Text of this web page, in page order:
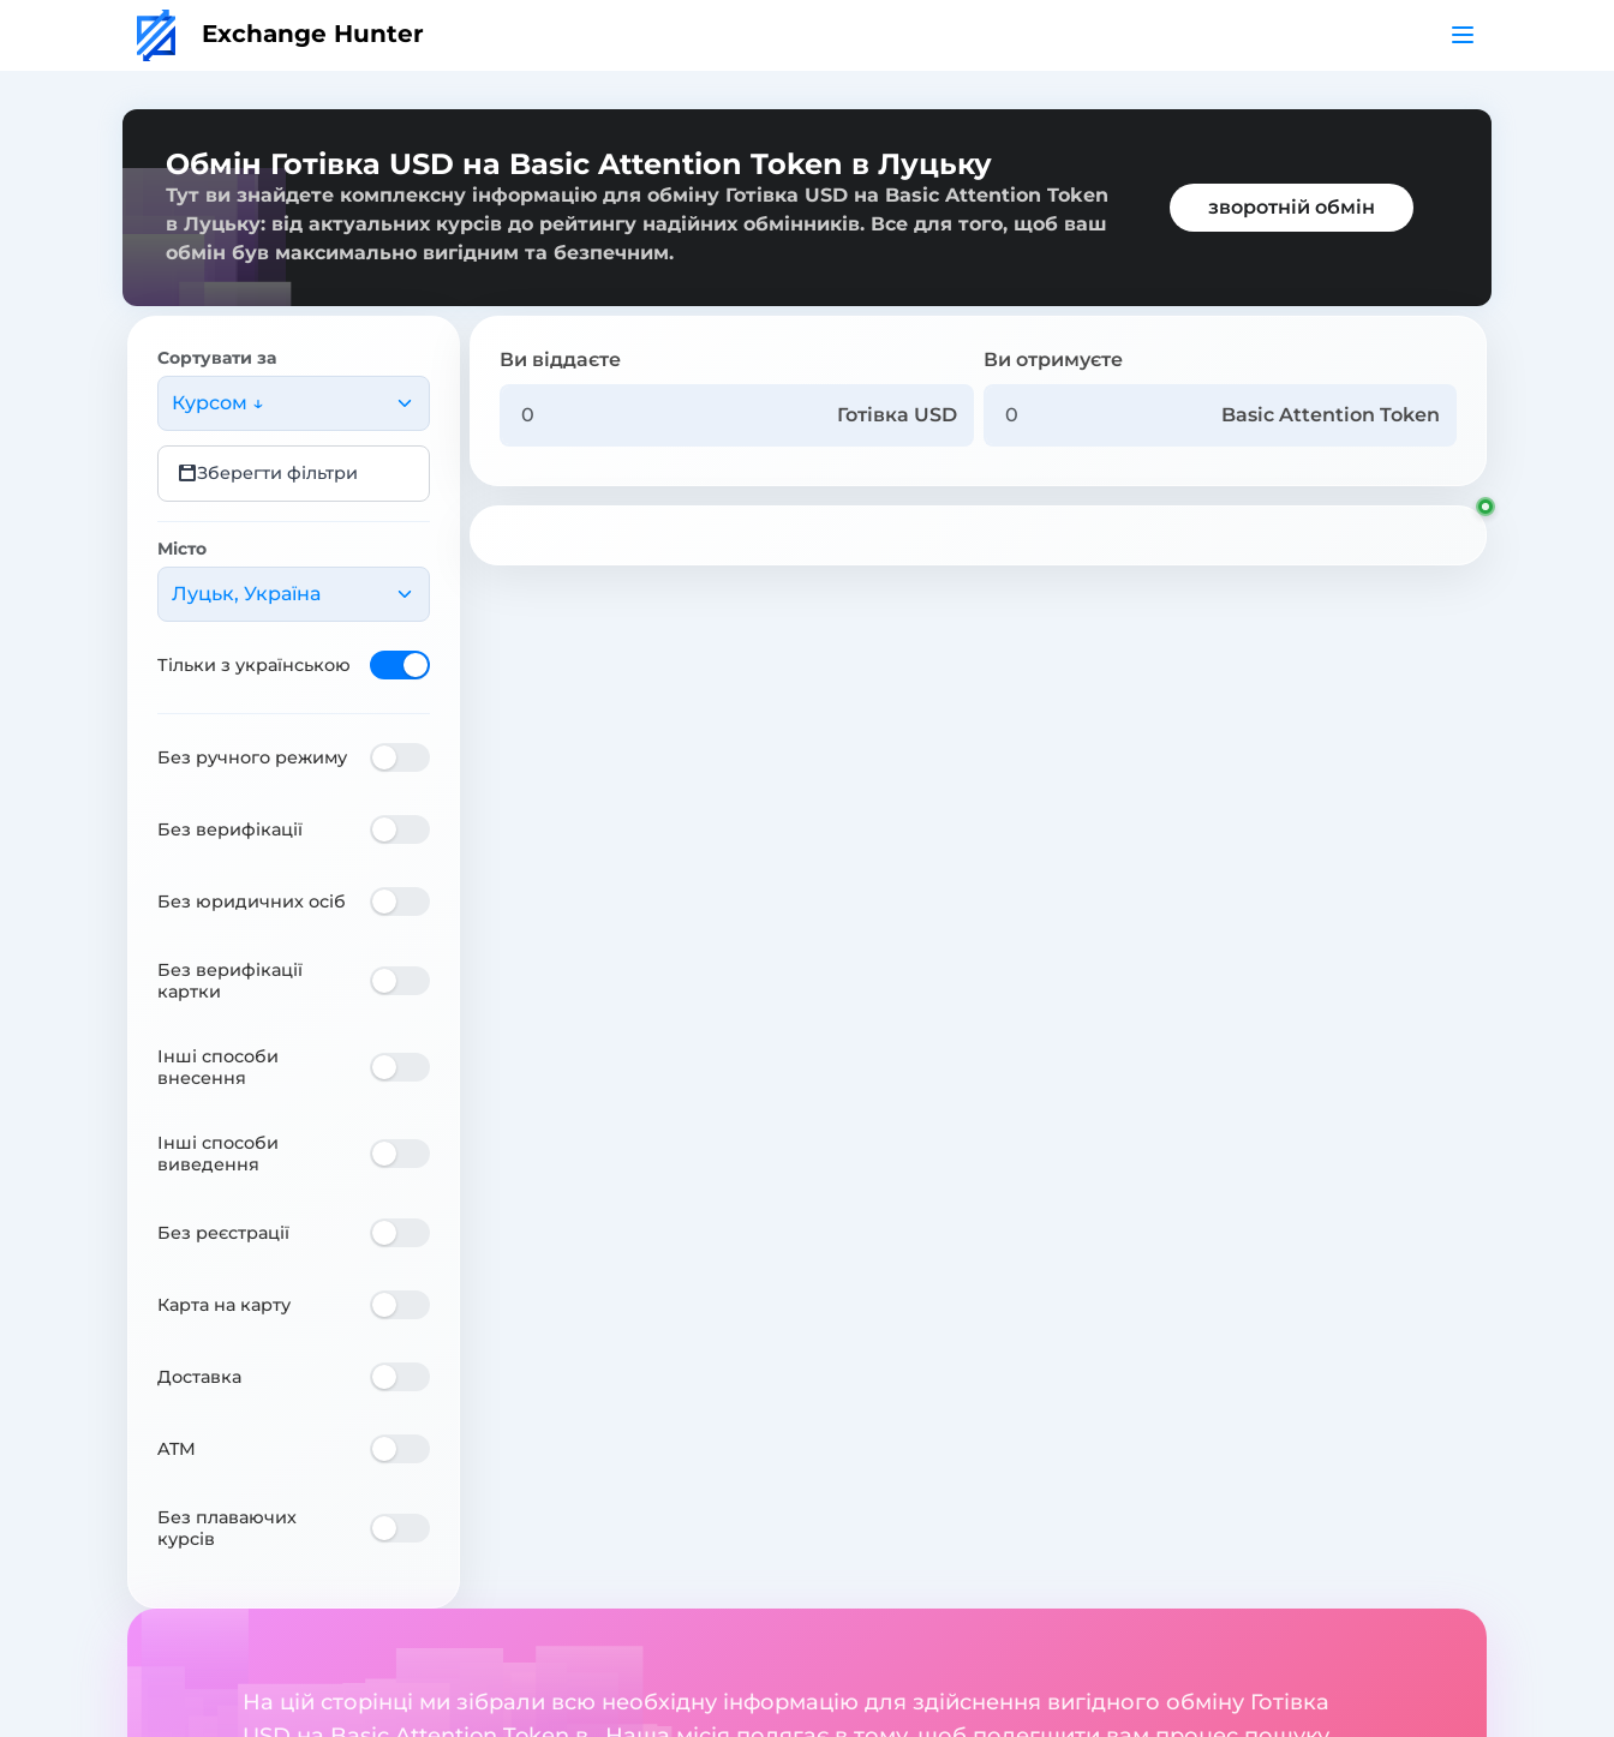
Exchange Hunter
Обмін Готівка USD на Basic Attention Token в Луцьку
Тут ви знайдете комплексну інформацію для обміну Готівка USD на Basic Attention Token
в Луцьку: від актуальних курсів до рейтингу надійних обмінників. Все для того, щоб ваш
обмін був максимально вигідним та безпечним.
зворотній обмін
Сортувати за
Курсом ↓
Зберегти фільтри
Місто
Луцьк, Україна
Тільки з українською
Без ручного режиму
Без верифікації
Без юридичних осіб
Без верифікації
картки
Інші способи
внесення
Інші способи
виведення
Без реєстрації
Карта на карту
Доставка
ATM
Без плаваючих
курсів
Ви віддаєте
Готівка USD
Ви отримуєте
Basic Attention Token
На цій сторінці ми зібрали всю необхідну інформацію для здійснення вигідного обміну Готівка